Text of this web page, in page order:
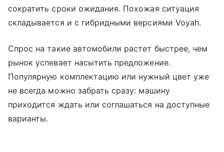
сократить сроки ожидания. Похожая ситуация
складывается и с гибридными версиями Voyah.
Спрос на такие автомобили растет быстрее, чем
рынок успевает насытить предложение.
Популярную комплектацию или нужный цвет уже
не всегда можно забрать сразу: машину
приходится ждать или соглашаться на доступные
варианты.